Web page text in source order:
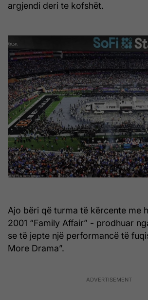
argjendi deri te kofshët.
Ajo bëri që turma të kërcente me
2001 “Family Affair” - prodhuar
se të jepte një performancë të
More Drama”.